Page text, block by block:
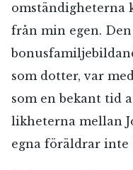
omständigheterna
från min egen.
som dotter, var
som en bekant tid
likheterna mellan
egna föräldrar inte